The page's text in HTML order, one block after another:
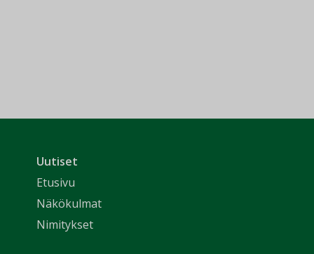
Uutiset
Etusivu
Näkökulmat
Nimitykset